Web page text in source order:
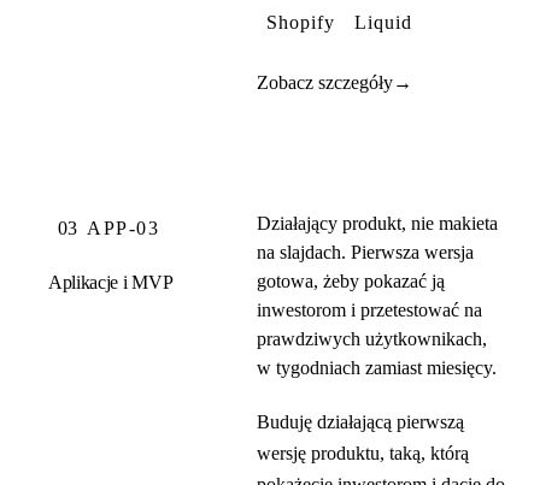
Shopify Liquid
Zobacz szczegóły→
03 APP-03
Aplikacje i MVP
Działający produkt, nie makieta
na slajdach. Pierwsza wersja
gotowa, żeby pokazać ją
inwestorom i przetestować na
prawdziwych użytkownikach,
w tygodniach zamiast miesięcy.
Buduję działającą pierwszą
wersję produktu, taką, którą